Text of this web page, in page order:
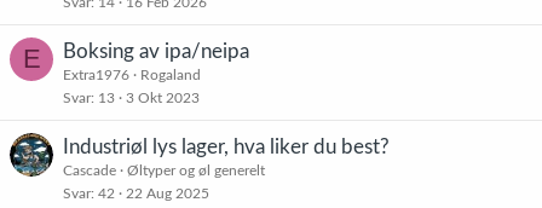
E Boksing av ipa/neipa
Extra1976
Rogaland
Svar 13 3 Okt 2023
Industriøl lys lager, hva liker du best?
Cascade
Øltyper og øl generelt
Svar 42 22 Aug 2025